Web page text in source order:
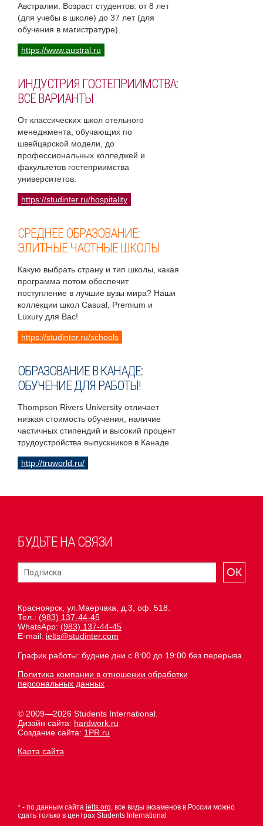
Австралии. Возраст студентов: от 8 лет
(для учебы в школе) до 37 лет (для
обучения в магистратуре).
https://www.austral.ru
ИНДУСТРИЯ ГОСТЕПРИИМСТВА:
ВСЕ ВАРИАНТЫ
От классических школ отельного
менеджмента, обучающих по
швейцарской модели, до
профессиональных колледжей и
факультетов гостеприимства
университетов.
https://studinter.ru/hospitality
СРЕДНЕЕ ОБРАЗОВАНИЕ:
ЭЛИТНЫЕ ЧАСТНЫЕ ШКОЛЫ
Какую выбрать страну и тип школы, какая
программа потом обеспечит
поступление в лучшие вузы мира? Наши
коллекции школ Casual, Premium и
Luxury для Вас!
https://studinter.ru/schools
ОБРАЗОВАНИЕ В КАНАДЕ:
ОБУЧЕНИЕ ДЛЯ РАБОТЫ!
Thompson Rivers University отличает
низкая стоимость обучения, наличие
частичных стипендий и высокий процент
трудоустройства выпускников в Канаде.
http://truworld.ru/
БУДЬТЕ НА СВЯЗИ
ОК
Красноярск, ул.Маерчака, д.3, оф. 518.
Тел.: (983) 137-44-45
WhatsApp: (983) 137-44-45
E-mail: ielts@studinter.com
График работы: будние дни с 8:00 до 19:00 без перерыва
Политика компании в отношении обработки
персональных данных
© 2009—2026 Students International.
Дизайн сайта: hardwork.ru
Создание сайта: 1PR.ru
Карта сайта
* - по данным сайта ielts.org, все виды экзаменов в России можно
сдать только в центрах Students International